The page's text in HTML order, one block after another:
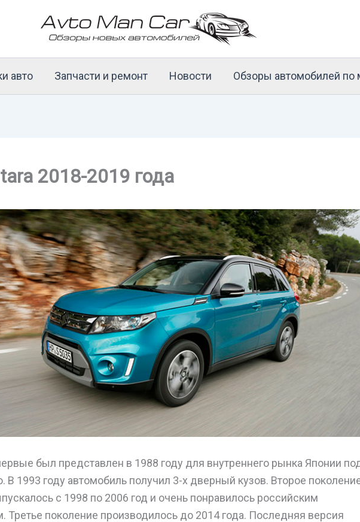
авто Запчасти и ремонт Новости Обзоры автомобилей по
2018-2019 года
был представлен в 1988 году для внутреннего рынка Японии
В 1993 году автомобиль получил 3-х дверный кузов. Второе
с 1998 по 2006 год и очень понравилось российским
Третье поколение производилось до 2014 года. Последняя версия